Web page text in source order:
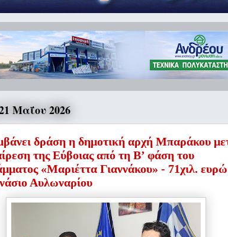
Μαΐου 2026
δράση η δημοτική αρχή Μπαράκου
της Εύβοιας από τη Β’ φάση του
«Μαριέττα Γιαννάκου» - 71χιλ. ευρώ
Αυλωναρίου